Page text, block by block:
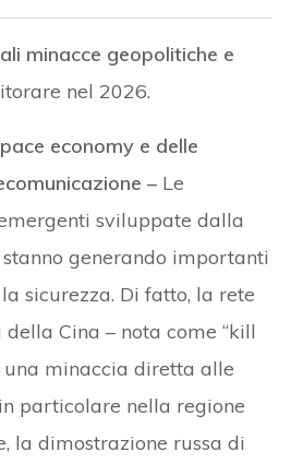
minacce geopolitiche e
nel 2026.
economy e delle
– Le
sviluppate dalla
generando importanti
sicurezza. Di fatto, la rete
Cina – nota come “kill
una minaccia diretta alle
particolare nella regione
la dimostrazione russa di